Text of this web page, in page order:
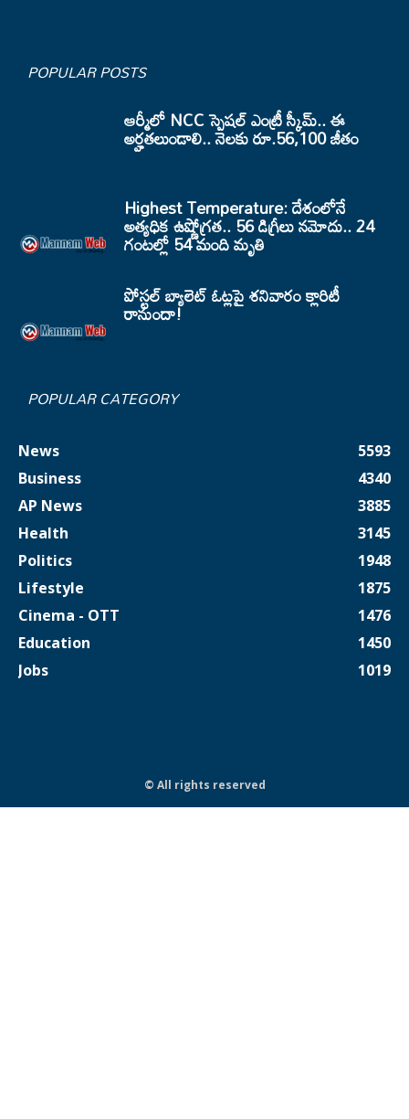
POPULAR POSTS
ఆర్మీలో NCC స్పెషల్ ఎంట్రీ స్కీమ్.. ఈ
అర్హతలుండాలి.. నెలకు రూ.56,100 జీతం
Highest Temperature: దేశంలోనే
అత్యధిక ఉష్ణోగ్రత.. 56 డిగ్రీలు నమోదు.. 24
గంటల్లో 54 మంది మృతి
పోస్టల్ బ్యాలెట్ ఓట్లపై శనివారం క్లారిటీ
రానుందా!
POPULAR CATEGORY
News
5593
Business
4340
AP News
3885
Health
3145
Politics
1948
Lifestyle
1875
Cinema - OTT
1476
Education
1450
Jobs
1019
© All rights reserved